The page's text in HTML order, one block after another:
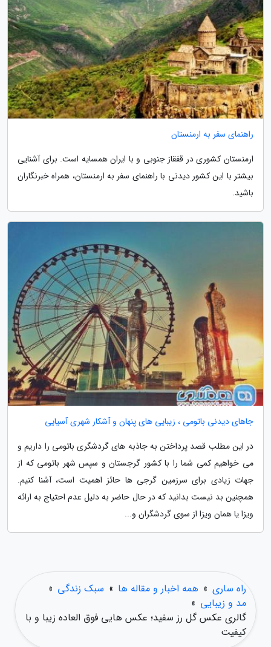
راهنمای سفر به ارمنستان
ارمنستان کشوری در قفقاز جنوبی و با ایران همسایه است. برای آشنایی
بیشتر با این کشور دیدنی با راهنمای سفر به ارمنستان، همراه خبرنگاران
باشید.
جاهای دیدنی باتومی ، زیبایی های پنهان و آشکار شهری آسیایی
در این مطلب قصد پرداختن به جاذبه های گردشگری باتومی را داریم و
می خواهیم کمی شما را با کشور گرجستان و سپس شهر باتومی که از
جهات زیادی برای سرزمین گرجی ها حائز اهمیت است، آشنا کنیم.
همچنین بد نیست بدانید که در حال حاضر به دلیل عدم احتیاج به ارائه
ویزا یا همان ویزا از سوی گردشگران و...
راه ساری » همه اخبار و مقاله ها » سبک زندگی »
مد و زیبایی »
گالری عکس گل رز سفید؛ عکس هایی فوق العاده زیبا و با
کیفیت